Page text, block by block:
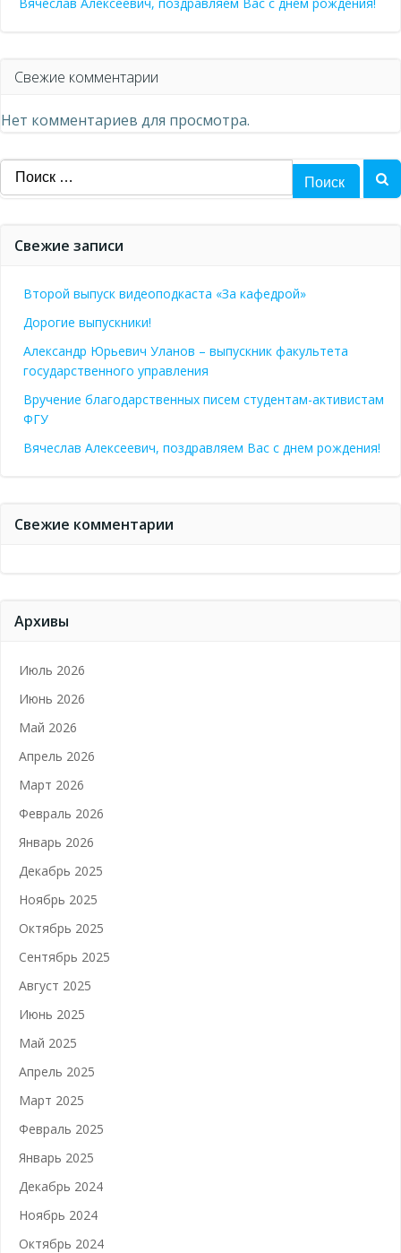
Свежие комментарии
Нет комментариев для просмотра.
Найти:
Свежие записи
Второй выпуск видеоподкаста «За кафедрой»
Дорогие выпускники!
Александр Юрьевич Уланов – выпускник факультета
государственного управления
Вручение благодарственных писем студентам-активистам
ФГУ
Вячеслав Алексеевич, поздравляем Вас с днем рождения!
Свежие комментарии
Архивы
Июль 2026
Июнь 2026
Май 2026
Апрель 2026
Март 2026
Февраль 2026
Январь 2026
Декабрь 2025
Ноябрь 2025
Октябрь 2025
Сентябрь 2025
Август 2025
Июнь 2025
Май 2025
Апрель 2025
Март 2025
Февраль 2025
Январь 2025
Декабрь 2024
Ноябрь 2024
Октябрь 2024